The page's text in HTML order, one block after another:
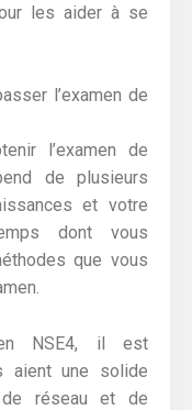
les aider à se
l’examen de
l’examen de
de plusieurs
et votre
dont vous
que vous
NSE4, il est
aient une solide
de réseau et de